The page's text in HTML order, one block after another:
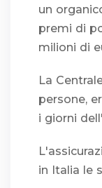
un
premi di
milioni di
La
persone,
i giorni
in Italia le